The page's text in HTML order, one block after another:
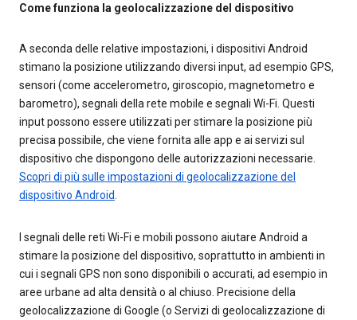
Come funziona la geolocalizzazione del dispositivo
A seconda delle relative impostazioni, i dispositivi Android
stimano la posizione utilizzando diversi input, ad esempio GPS,
sensori (come accelerometro, giroscopio, magnetometro e
barometro), segnali della rete mobile e segnali Wi-Fi. Questi
input possono essere utilizzati per stimare la posizione più
precisa possibile, che viene fornita alle app e ai servizi sul
dispositivo che dispongono delle autorizzazioni necessarie.
Scopri di più sulle impostazioni di geolocalizzazione del
dispositivo Android
I segnali delle reti Wi-Fi e mobili possono aiutare Android a
stimare la posizione del dispositivo, soprattutto in ambienti in
cui i segnali GPS non sono disponibili o accurati, ad esempio in
aree urbane ad alta densità o al chiuso. Precisione della
geolocalizzazione di Google (o Servizi di geolocalizzazione di